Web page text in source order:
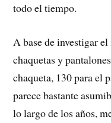
todo el tiempo.
A base de investigar
chaquetas y
chaqueta, 130 para el
parece bastante
lo largo de los años,